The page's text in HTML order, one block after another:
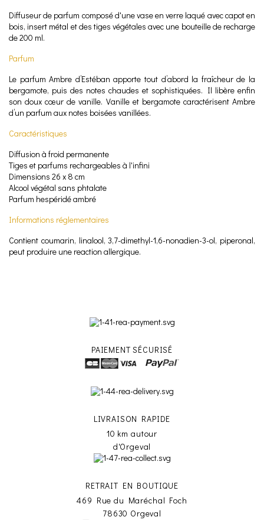
Diffuseur de parfum composé d'une vase en verre laqué avec capot en
bois, insert métal et des tiges végétales avec une bouteille de recharge
de 200 ml.
Parfum
Le parfum Ambre d’Estéban apporte tout d’abord la fraîcheur de la
bergamote, puis des notes chaudes et sophistiquées. Il libère enfin
son doux cœur de vanille. Vanille et bergamote caractérisent Ambre
d’un parfum aux notes boisées vanillées.
Caractéristiques
Diffusion à froid permanente
Tiges et parfums rechargeables à l'infini
Dimensions 26 x 8 cm
Alcool végétal sans phtalate
Parfum hespéridé ambré
Informations réglementaires
Contient coumarin, linalool, 3,7-dimethyl-1,6-nonadien-3-ol, piperonal,
peut produire une reaction allergique.
PAIEMENT SÉCURISÉ
LIVRAISON RAPIDE
10 km autour
d'Orgeval
RETRAIT EN BOUTIQUE
469 Rue du Maréchal Foch
78630 Orgeval